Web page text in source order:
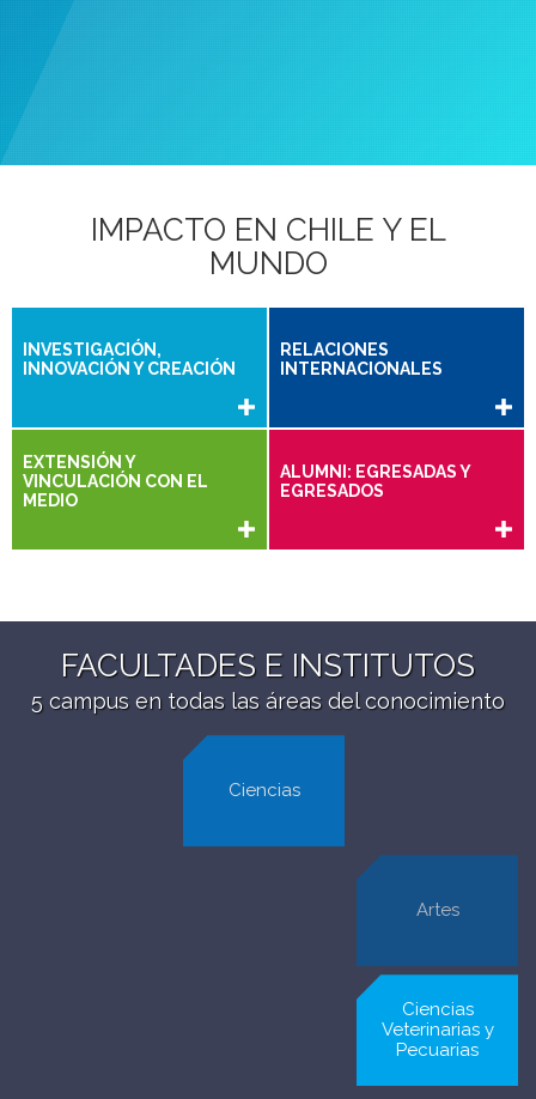
IMPACTO EN CHILE Y EL
MUNDO
INVESTIGACIÓN,
INNOVACIÓN Y CREACIÓN
RELACIONES
INTERNACIONALES
EXTENSIÓN Y
VINCULACIÓN CON EL
MEDIO
ALUMNI: EGRESADAS Y
EGRESADOS
FACULTADES E INSTITUTOS
5 campus en todas las áreas del conocimiento
Ciencias
Artes
Ciencias
Veterinarias y
Pecuarias